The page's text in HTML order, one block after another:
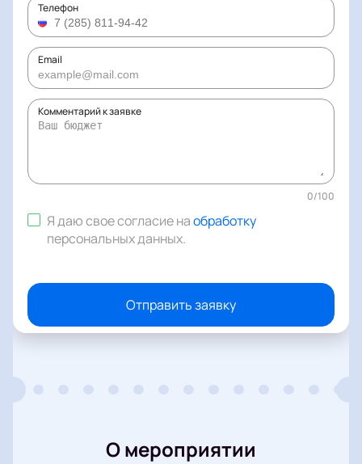
Телефон
Email
Комментарий к заявке
0/100
Я даю свое согласие наобработку
персональных данных.
Отправить заявку
О мероприятии